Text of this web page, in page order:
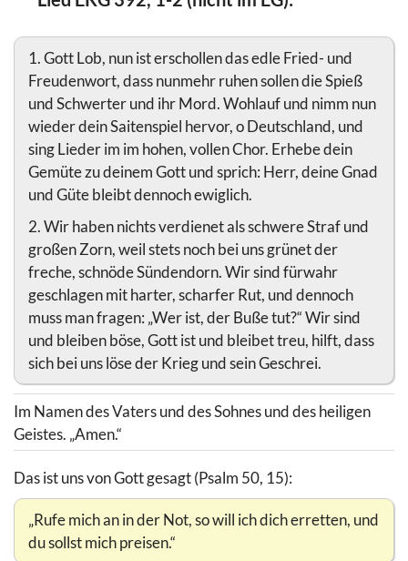
1. Gott Lob, nun ist erschollen das edle Fried- und
Freudenwort, dass nunmehr ruhen sollen die Spieß
und Schwerter und ihr Mord. Wohlauf und nimm nun
wieder dein Saitenspiel hervor, o Deutschland, und
sing Lieder im im hohen, vollen Chor. Erhebe dein
Gemüte zu deinem Gott und sprich: Herr, deine Gnad
und Güte bleibt dennoch ewiglich.
2. Wir haben nichts verdienet als schwere Straf und
großen Zorn, weil stets noch bei uns grünet der
freche, schnöde Sündendorn. Wir sind fürwahr
geschlagen mit harter, scharfer Rut, und dennoch
muss man fragen: „Wer ist, der Buße tut?“ Wir sind
und bleiben böse, Gott ist und bleibet treu, hilft, dass
sich bei uns löse der Krieg und sein Geschrei.
Im Namen des Vaters und des Sohnes und des heiligen
Geistes. „Amen.“
Das ist uns von Gott gesagt (Psalm 50, 15):
„Rufe mich an in der Not, so will ich dich erretten, und
du sollst mich preisen.“